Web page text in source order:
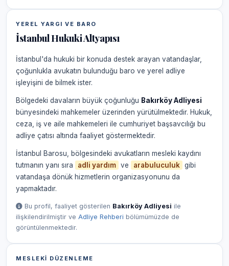
YEREL YARGI VE BARO
İstanbul Hukuki Altyapısı
İstanbul'da hukuki bir konuda destek arayan vatandaşlar,
çoğunlukla avukatın bulunduğu baro ve yerel adliye
işleyişini de bilmek ister.
Bölgedeki davaların büyük çoğunluğu Bakırköy Adliyesi
bünyesindeki mahkemeler üzerinden yürütülmektedir. Hukuk,
ceza, iş ve aile mahkemeleri ile cumhuriyet başsavcılığı bu
adliye çatısı altında faaliyet göstermektedir.
İstanbul Barosu, bölgesindeki avukatların mesleki kaydını
tutmanın yanı sıra
adli yardım ve arabuluculuk gibi
vatandaşa dönük hizmetlerin organizasyonunu da
yapmaktadır.
Bu profil, faaliyet gösterilen Bakırköy Adliyesi ile
ilişkilendirilmiştir ve Adliye Rehberi bölümümüzde de
görüntülenmektedir.
MESLEKI DÜZENLEME